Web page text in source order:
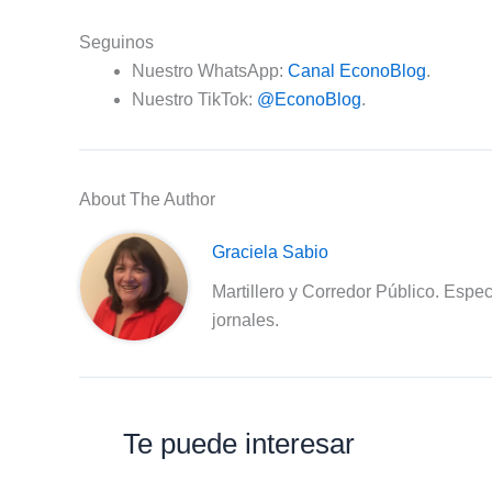
Seguinos
Nuestro WhatsApp: Canal EconoBlog.
Nuestro TikTok: @EconoBlog.
About The Author
Graciela Sabio
Martillero y Corredor Público.
jornales.
Te puede interesar